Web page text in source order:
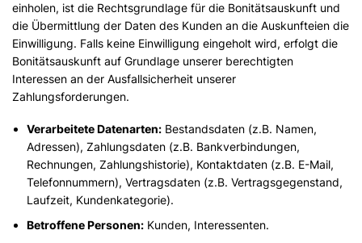
einholen, ist die Rechtsgrundlage für die Bonitätsauskunft und
die Übermittlung der Daten des Kunden an die Auskunfteien die
Einwilligung. Falls keine Einwilligung eingeholt wird, erfolgt die
Bonitätsauskunft auf Grundlage unserer berechtigten
Interessen an der Ausfallsicherheit unserer
Zahlungsforderungen.
Verarbeitete Datenarten:Bestandsdaten (z.B. Namen,
Adressen), Zahlungsdaten (z.B. Bankverbindungen,
Rechnungen, Zahlungshistorie), Kontaktdaten (z.B. E-Mail,
Telefonnummern), Vertragsdaten (z.B. Vertragsgegenstand,
Laufzeit, Kundenkategorie).
Betroffene Personen:Kunden, Interessenten.